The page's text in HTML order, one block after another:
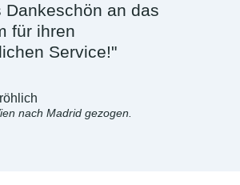
Dankeschön an das
für ihren
Service!"
nach Madrid gezogen.